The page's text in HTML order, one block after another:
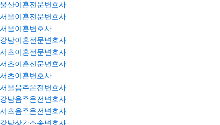
울산이혼전문변호사
서울이혼전문변호사
서울이혼변호사
강남이혼전문변호사
서초이혼전문변호사
서초이혼전문변호사
서초이혼변호사
서울음주운전변호사
강남음주운전변호사
서초음주운전변호사
강남상간소송변호사